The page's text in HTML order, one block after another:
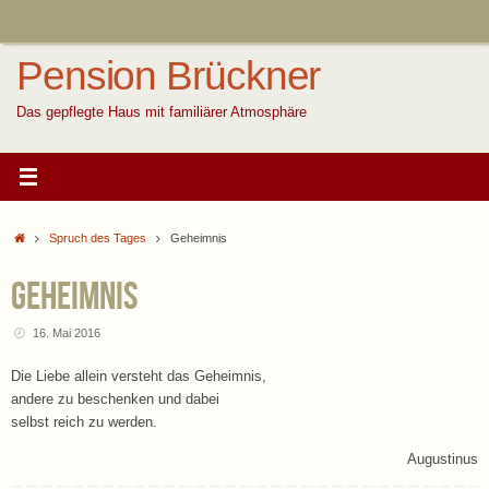
Pension Brückner
Das gepflegte Haus mit familiärer Atmosphäre
StartSpruch des Tages Geheimnis
Geheimnis
16. Mai 2016
Die Liebe allein versteht das Geheimnis,
andere zu beschenken und dabei
selbst reich zu werden.
Augustinus